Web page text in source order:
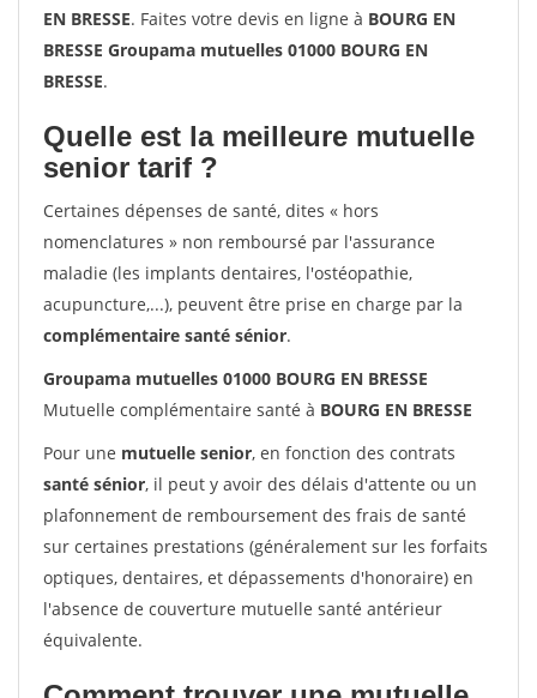
EN BRESSE. Faites votre devis en ligne à BOURG EN
BRESSE Groupama mutuelles 01000 BOURG EN
BRESSE.
Quelle est la meilleure mutuelle
senior tarif ?
Certaines dépenses de santé, dites « hors
nomenclatures » non remboursé par l'assurance
maladie (les implants dentaires, l'ostéopathie,
acupuncture,...), peuvent être prise en charge par la
complémentaire santé sénior.
Groupama mutuelles 01000 BOURG EN BRESSE
Mutuelle complémentaire santé à BOURG EN BRESSE
Pour une mutuelle senior, en fonction des contrats
santé sénior, il peut y avoir des délais d'attente ou un
plafonnement de remboursement des frais de santé
sur certaines prestations (généralement sur les forfaits
optiques, dentaires, et dépassements d'honoraire) en
l'absence de couverture mutuelle santé antérieur
équivalente.